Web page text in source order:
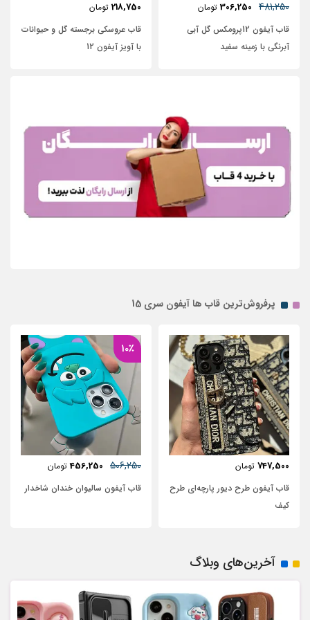
481,250
306,250 تومان
قاب آیفون 12پرومکس گل آبی
آبرنگی با زمینه سفید
218,750 تومان
قاب عروسکی برجسته گل و حیوانات
با آویز آیفون 12
پرفروش‌ترین قاب ها آیفون سری 15
747,500 تومان
قاب آیفون طرح دیور پارچه‌ای طرح
کیف
10٪
506,250
456,250 تومان
قاب آیفون سالیوان خندان شاخدار
آخرین‌های وبلاگ